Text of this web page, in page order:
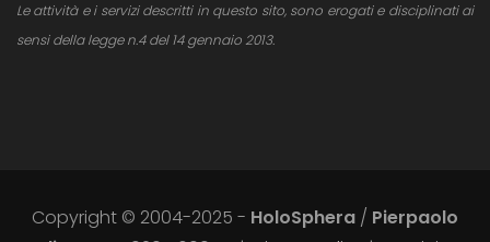
Le attività e i servizi descritti in questo sito, sono erogati e disciplinati ai
sensi della legge n.4 del 14 gennaio 2013.
Copyright © 2004-2025 - HoloSphera / Pierpaolo